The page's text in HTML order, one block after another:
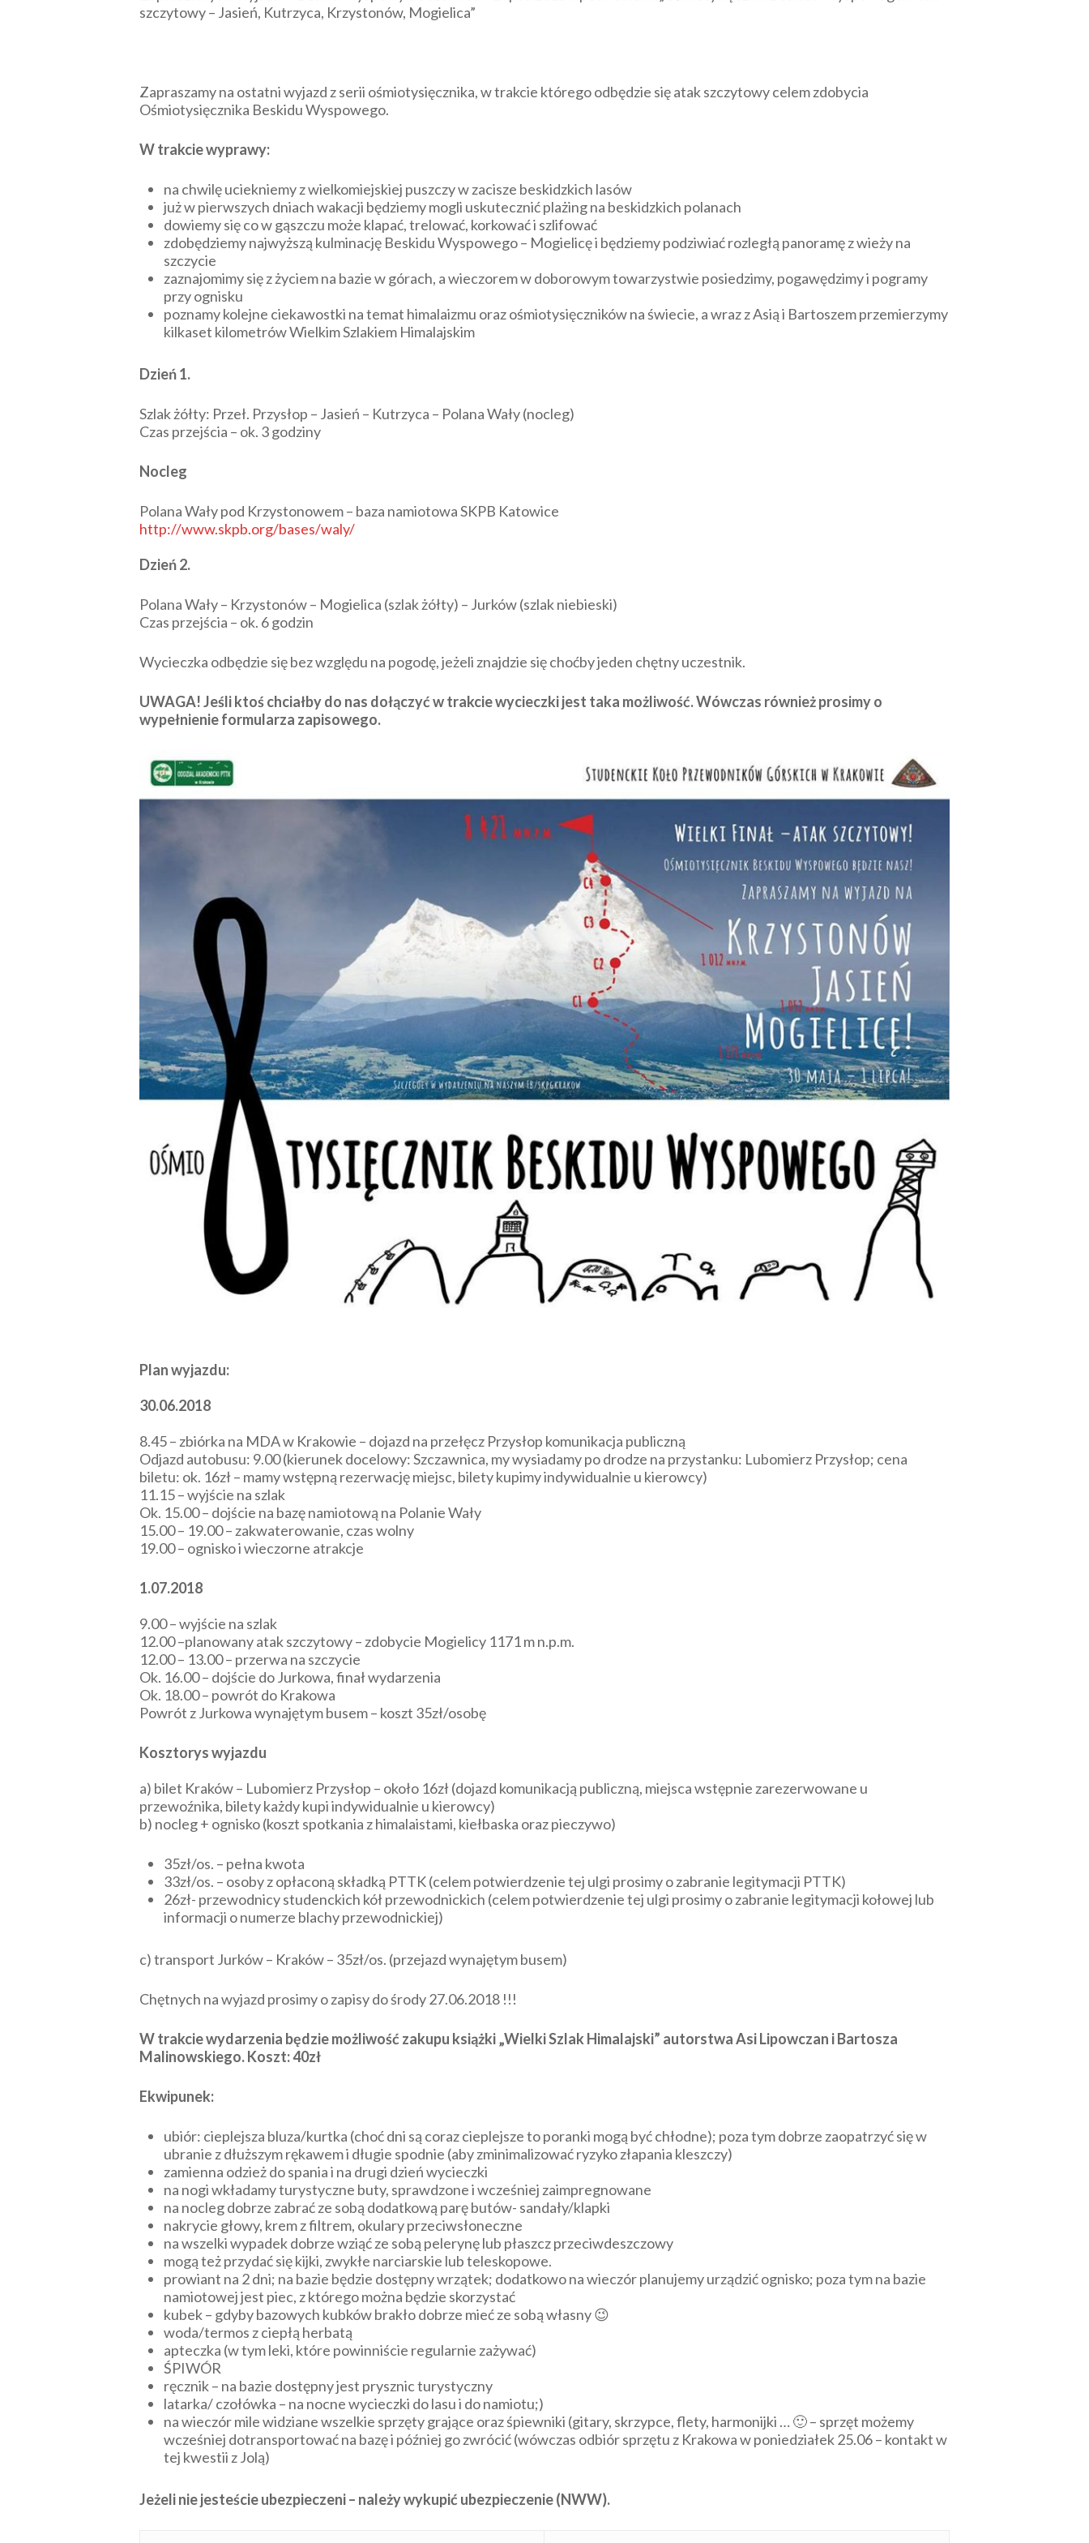
szczytowy – Jasień, Kutrzyca, Krzystonów, Mogielica”
Zapraszamy na ostatni wyjazd z serii ośmiotysięcznika, w trakcie którego odbędzie się atak szczytowy celem zdobycia
Ośmiotysięcznika Beskidu Wyspowego.
W trakcie wyprawy:
na chwilę uciekniemy z wielkomiejskiej puszczy w zacisze beskidzkich lasów
już w pierwszych dniach wakacji będziemy mogli uskutecznić plażing na beskidzkich polanach
dowiemy się co w gąszczu może klapać, trelować, korkować i szlifować
zdobędziemy najwyższą kulminację Beskidu Wyspowego – Mogielicę i będziemy podziwiać rozległą panoramę z wieży na
szczycie
zaznajomimy się z życiem na bazie w górach, a wieczorem w doborowym towarzystwie posiedzimy, pogawędzimy i pogramy
przy ognisku
poznamy kolejne ciekawostki na temat himalaizmu oraz ośmiotysięczników na świecie, a wraz z Asią i Bartoszem przemierzymy
kilkaset kilometrów Wielkim Szlakiem Himalajskim
Dzień 1.
Szlak żółty: Przeł. Przysłop – Jasień – Kutrzyca – Polana Wały (nocleg)
Czas przejścia – ok. 3 godziny
Nocleg
Polana Wały pod Krzystonowem – baza namiotowa SKPB Katowice
http://www.skpb.org/bases/waly/
Dzień 2.
Polana Wały – Krzystonów – Mogielica (szlak żółty) – Jurków (szlak niebieski)
Czas przejścia – ok. 6 godzin
Wycieczka odbędzie się bez względu na pogodę, jeżeli znajdzie się choćby jeden chętny uczestnik.
UWAGA! Jeśli ktoś chciałby do nas dołączyć w trakcie wycieczki jest taka możliwość. Wówczas również prosimy o
wypełnienie formularza zapisowego.
Plan wyjazdu:
30.06.2018
8.45 – zbiórka na MDA w Krakowie – dojazd na przełęcz Przysłop komunikacja publiczną
Odjazd autobusu: 9.00 (kierunek docelowy: Szczawnica, my wysiadamy po drodze na przystanku: Lubomierz Przysłop; cena
biletu: ok. 16zł – mamy wstępną rezerwację miejsc, bilety kupimy indywidualnie u kierowcy)
11.15 – wyjście na szlak
Ok. 15.00 – dojście na bazę namiotową na Polanie Wały
15.00 – 19.00 – zakwaterowanie, czas wolny
19.00 – ognisko i wieczorne atrakcje
1.07.2018
9.00 – wyjście na szlak
12.00 –planowany atak szczytowy – zdobycie Mogielicy 1171 m n.p.m.
12.00 – 13.00 – przerwa na szczycie
Ok. 16.00 – dojście do Jurkowa, finał wydarzenia
Ok. 18.00 – powrót do Krakowa
Powrót z Jurkowa wynajętym busem – koszt 35zł/osobę
Kosztorys wyjazdu
a) bilet Kraków – Lubomierz Przysłop – około 16zł (dojazd komunikacją publiczną, miejsca wstępnie zarezerwowane u
przewoźnika, bilety każdy kupi indywidualnie u kierowcy)
b) nocleg + ognisko (koszt spotkania z himalaistami, kiełbaska oraz pieczywo)
35zł/os. – pełna kwota
33zł/os. – osoby z opłaconą składką PTTK (celem potwierdzenie tej ulgi prosimy o zabranie legitymacji PTTK)
26zł- przewodnicy studenckich kół przewodnickich (celem potwierdzenie tej ulgi prosimy o zabranie legitymacji kołowej lub
informacji o numerze blachy przewodnickiej)
c) transport Jurków – Kraków – 35zł/os. (przejazd wynajętym busem)
Chętnych na wyjazd prosimy o zapisy do środy 27.06.2018 !!!
W trakcie wydarzenia będzie możliwość zakupu książki „Wielki Szlak Himalajski” autorstwa Asi Lipowczan i Bartosza
Malinowskiego. Koszt: 40zł
Ekwipunek:
ubiór: cieplejsza bluza/kurtka (choć dni są coraz cieplejsze to poranki mogą być chłodne); poza tym dobrze zaopatrzyć się w
ubranie z dłuższym rękawem i długie spodnie (aby zminimalizować ryzyko złapania kleszczy)
zamienna odzież do spania i na drugi dzień wycieczki
na nogi wkładamy turystyczne buty, sprawdzone i wcześniej zaimpregnowane
na nocleg dobrze zabrać ze sobą dodatkową parę butów- sandały/klapki
nakrycie głowy, krem z filtrem, okulary przeciwsłoneczne
na wszelki wypadek dobrze wziąć ze sobą pelerynę lub płaszcz przeciwdeszczowy
mogą też przydać się kijki, zwykłe narciarskie lub teleskopowe.
prowiant na 2 dni; na bazie będzie dostępny wrzątek; dodatkowo na wieczór planujemy urządzić ognisko; poza tym na bazie
namiotowej jest piec, z którego można będzie skorzystać
kubek – gdyby bazowych kubków brakło dobrze mieć ze sobą własny 😉
woda/termos z ciepłą herbatą
apteczka (w tym leki, które powinniście regularnie zażywać)
ŚPIWÓR
ręcznik – na bazie dostępny jest prysznic turystyczny
latarka/ czołówka – na nocne wycieczki do lasu i do namiotu;)
na wieczór mile widziane wszelkie sprzęty grające oraz śpiewniki (gitary, skrzypce, flety, harmonijki … 🙂 – sprzęt możemy
wcześniej dotransportować na bazę i później go zwrócić (wówczas odbiór sprzętu z Krakowa w poniedziałek 25.06 – kontakt w
tej kwestii z Jolą)
Jeżeli nie jesteście ubezpieczeni – należy wykupić ubezpieczenie (NWW).